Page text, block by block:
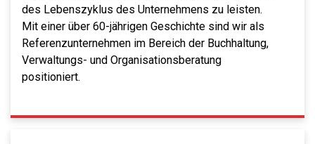
des Lebenszyklus des Unternehmens zu leisten.
Mit einer über 60-jährigen Geschichte sind wir als
Referenzunternehmen im Bereich der Buchhaltung,
Verwaltungs- und Organisationsberatung
positioniert.